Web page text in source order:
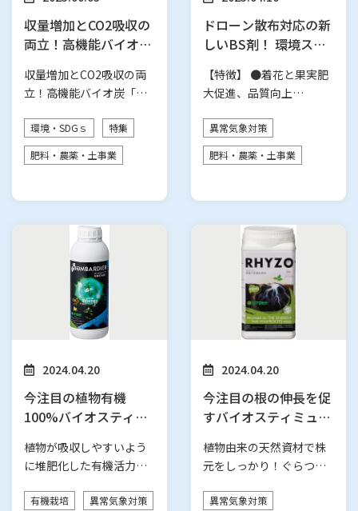
収量増加とCO2吸収の
両立！高機能バイオ炭
収量増加とCO2吸収の両
立！高機能バイオ炭「宙
長】 宙炭（…
環境・SDGｓ
特集
肥料・農薬・土事業
ドローン散布対応の新
しいBS剤！ 環境スト
品質・収量をUP!
【特徴】 ●着花と果実肥
大促進、品質向上
ミンの生産を…
異常気象対策
肥料・農薬・土事業
2024.04.20
今注目の植物有機
100%バイオスティミ
ルディア
植物が吸収しやすいよう
に堆肥化した有機活力液
ン・キミテッ…
有機栽培
異常気象対策
2024.04.20
今注目の根の伸長を促
すバイオスティミュラ
植物由来の天然資材で株
元をしっかり！ぐらつか
イン・キミ…
異常気象対策